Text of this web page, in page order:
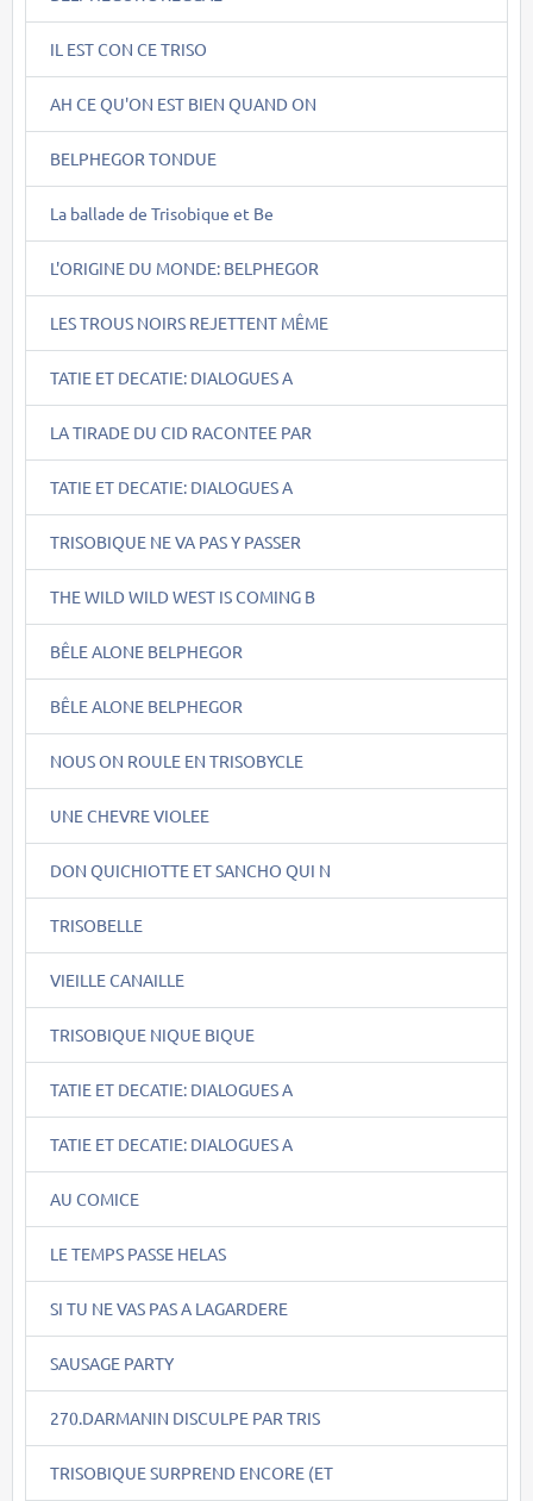
IL EST CON CE TRISO
AH CE QU'ON EST BIEN QUAND ON
BELPHEGOR TONDUE
La ballade de Trisobique et Be
L'ORIGINE DU MONDE: BELPHEGOR
LES TROUS NOIRS REJETTENT MÊME
TATIE ET DECATIE: DIALOGUES A
LA TIRADE DU CID RACONTEE PAR
TATIE ET DECATIE: DIALOGUES A
TRISOBIQUE NE VA PAS Y PASSER
THE WILD WILD WEST IS COMING B
BÊLE ALONE BELPHEGOR
BÊLE ALONE BELPHEGOR
NOUS ON ROULE EN TRISOBYCLE
UNE CHEVRE VIOLEE
DON QUICHIOTTE ET SANCHO QUI N
TRISOBELLE
VIEILLE CANAILLE
TRISOBIQUE NIQUE BIQUE
TATIE ET DECATIE: DIALOGUES A
TATIE ET DECATIE: DIALOGUES A
AU COMICE
LE TEMPS PASSE HELAS
SI TU NE VAS PAS A LAGARDERE
SAUSAGE PARTY
270.DARMANIN DISCULPE PAR TRIS
TRISOBIQUE SURPREND ENCORE (ET